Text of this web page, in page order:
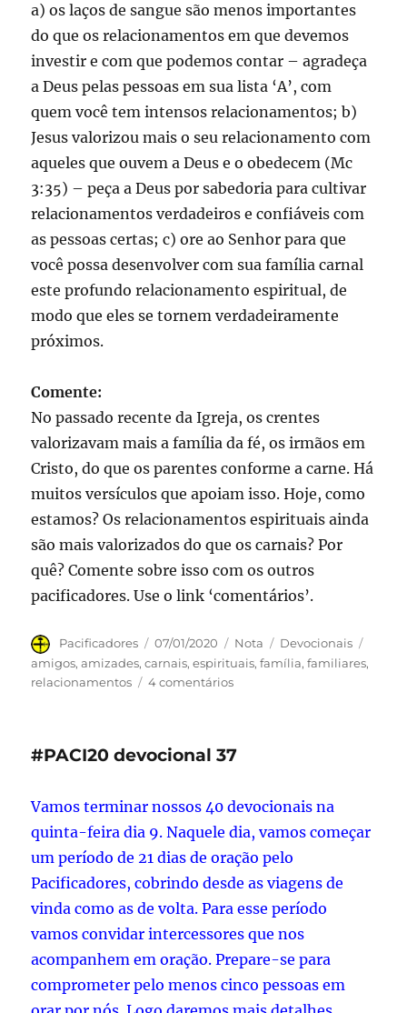
a) os laços de sangue são menos importantes
do que os relacionamentos em que devemos
investir e com que podemos contar – agradeça
a Deus pelas pessoas em sua lista ‘A’, com
quem você tem intensos relacionamentos; b)
Jesus valorizou mais o seu relacionamento com
aqueles que ouvem a Deus e o obedecem (Mc
3:35) – peça a Deus por sabedoria para cultivar
relacionamentos verdadeiros e confiáveis com
as pessoas certas; c) ore ao Senhor para que
você possa desenvolver com sua família carnal
este profundo relacionamento espiritual, de
modo que eles se tornem verdadeiramente
próximos.
Comente:
No passado recente da Igreja, os crentes
valorizavam mais a família da fé, os irmãos em
Cristo, do que os parentes conforme a carne. Há
muitos versículos que apoiam isso. Hoje, como
estamos? Os relacionamentos espirituais ainda
são mais valorizados do que os carnais? Por
quê? Comente sobre isso com os outros
pacificadores. Use o link ‘comentários’.
Autor
Pacificadores
Publicado
em
07/01/2020 Formato
Nota Categorias
Devocionais
amigos,amizades,carnais,espirituais,família,familiares,
relacionamentos
4 comentáriosem
#PACI20 devocional 37
Vamos terminar nossos 40 devocionais na
quinta-feira dia 9. Naquele dia, vamos começar
um período de 21 dias de oração pelo
Pacificadores, cobrindo desde as viagens de
vinda como as de volta. Para esse período
vamos convidar intercessores que nos
acompanhem em oração. Prepare-se para
comprometer pelo menos cinco pessoas em